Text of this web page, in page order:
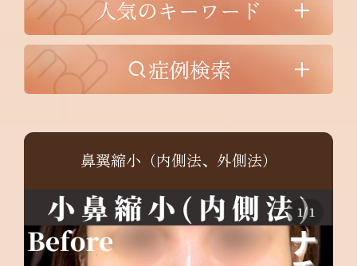
人気のキーワード
症例検索
鼻翼縮小（内側法、外側法）
1/1